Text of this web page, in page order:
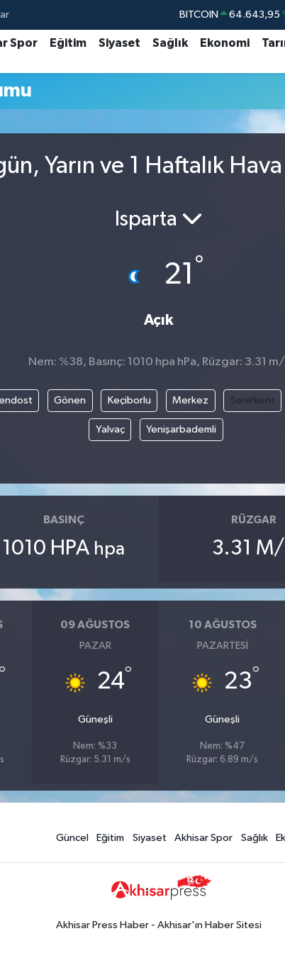
BITCOIN 64.643,95
DOLAR
6500.87
Spor Eğitim Siyaset Sağlık Ekonomi
Yarın ve 1 Haftalık
Isparta
21 °
Açık
Nem: %38, Basınç: 1010 hpa hPa, Rüzgar: 3.31
Gönen Keçiborlu Merkez Senirkent
Yalvaç Yenişarbademli
BASINÇ
1010 HPA hpa
RÜZGAR
3.31
09 AĞUSTOS
PAZAR
24°
Güneşli
Nem: %33
Rüzgar: 5.31 m/s
10 AĞUSTOS
PAZARTESI
23°
Güneşli
Nem: %47
Rüzgar: 6.89 m/s
Güncel Eğitim Siyaset Akhisar Spor Sağlık
Akhisar Press Haber - Akhisar'ın Haber Sitesi